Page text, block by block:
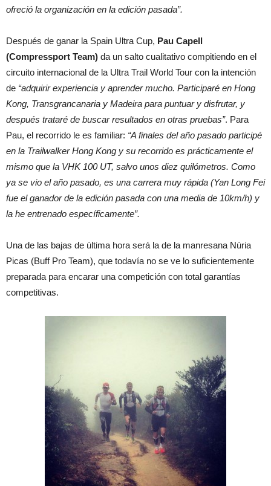
ofreció la organización en la edición pasada”.
Después de ganar la Spain Ultra Cup, Pau Capell
(Compressport Team) da un salto cualitativo compitiendo en el
circuito internacional de la Ultra Trail World Tour con la intención
de “adquirir experiencia y aprender mucho. Participaré en Hong
Kong, Transgrancanaria y Madeira para puntuar y disfrutar, y
después trataré de buscar resultados en otras pruebas”. Para
Pau, el recorrido le es familiar: “A finales del año pasado participé
en la Trailwalker Hong Kong y su recorrido es prácticamente el
mismo que la VHK 100 UT, salvo unos diez quilómetros. Como
ya se vio el año pasado, es una carrera muy rápida (Yan Long Fei
fue el ganador de la edición pasada con una media de 10km/h) y
la he entrenado específicamente”.
Una de las bajas de última hora será la de la manresana Núria
Picas (Buff Pro Team), que todavía no se ve lo suficientemente
preparada para encarar una competición con total garantías
competitivas.